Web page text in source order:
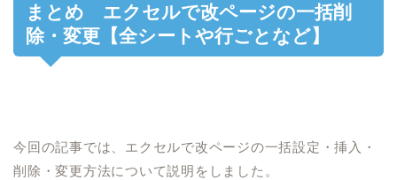
まとめ エクセルで改ページの一括削
除・変更【全シートや行ごとなど】
今回の記事では、エクセルで改ページの一括設定・挿入・
削除・変更方法について説明をしました。